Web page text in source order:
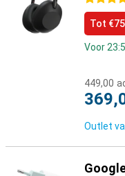
Tot
Voor
449,00
Outlet